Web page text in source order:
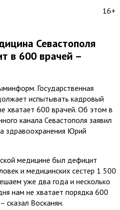
16+
Севастополя
в 600 врачей –
Государственная
испытывать кадровый
хватает 600 врачей. Об этом в
канала Севастополя заявил
здравоохранения Юрий
медицине был дефицит
и медицинских сестер 1 500
уже два года и несколько
нам не хватает порядка 600
сказал Восканян.